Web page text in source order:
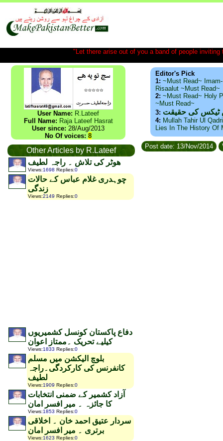
"Let there arise out of you a band of people
User Name: R.Lateef
Full Name: Raja Lateef Hasrat
User since: 28/Aug/2013
No Of voices: 8
Other Articles by R.Lateef
ھوٹر کی تلاش ۔ راجہ لطیف
Views:1698 Replies:0
چوہدری غلام عباس کے حالات
زندگی
Views:2149 Replies:0
دفاع پاکستان کونسل کشمیریوں
کیلیے تحریک ۔ممتاز اعوان
Views:1833 Replies:0
بلوچ الیکشن میں مسلم
کانفرنس کی کارکردگی۔راجہ
لطیف
Views:1909 Replies:0
آزاد کشمیر کے ضمنی انتخابات
کا جائزہ ۔ میر افسر امان
Views:1853 Replies:0
سردار عتیق احمد خان ۔ اخلاقی
برتری ۔ میر افسر امان
Views:1623 Replies:0
Editor's Pick
1: ~Must Read~
Risaalut ~Must Read~
2: ~Must Read~ Holy
~Must Read~
3: ٹیکس کی حقیقت
4: Mullah Tahir Ul
Lies In The History Of
Post date: 13/Nov/2014